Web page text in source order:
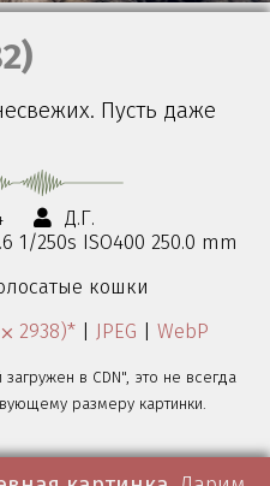
Пусть даже
Д.Г.
1/250s ISO400 250.0 mm
кошки
2938)* | JPEG | WebP
в CDN", это не всегда
размеру картинки.